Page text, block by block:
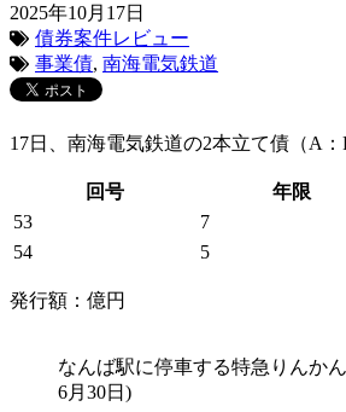
2025年10月17日
債券案件レビュー
事業債, 南海電気鉄道
17日、南海電気鉄道の2本立て債（A
回号 年限
53
7
54
5
発行額：億円
なんば駅に停車する特急りんか
6月30日)